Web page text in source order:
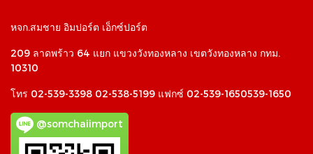
หจก.สมชาย อิมปอร์ต เอ็กซ์ปอร์ต
209 ลาดพร้าว 64 แยก แขวงวังทองหลาง เขตวังทองหลาง กทม.
10310
โทร 02-539-3398 02-538-5199 แฟกซ์ 02-539-1650539-1650
@somchaiimport